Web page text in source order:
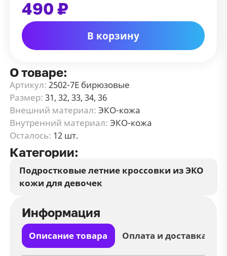
490 ₽
В корзину
О товаре:
Артикул: 2502-7Е бирюзовые
Размер: 31, 32, 33, 34, 36
Внешний материал: ЭКО-кожа
Внутренний материал: ЭКО-кожа
Осталось: 12 шт.
Категории:
Подростковые летние кроссовки из ЭКО
кожи для девочек
Информация
Описание товара Оплата и доставка